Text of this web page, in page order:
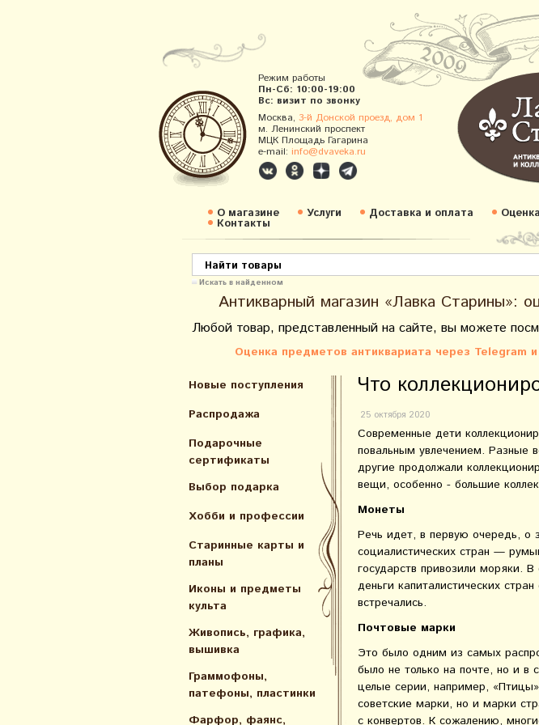
Режим работы
Пн-Сб: 10:00-19:00
Вс: визит по звонку
Москва, 3-й Донской проезд, дом 1
м. Ленинский проспект
МЦК Площадь Гагарина
e-mail: info@dvaveka.ru
О магазине Услуги Доставка и оплата Оценка
Контакты
Искать в найденном
Антикварный магазин «Лавка Старины»:
Любой товар, представленный на сайте, вы можете
Оценка предметов антиквариата через
Новые поступления
Распродажа
Подарочные
сертификаты
Выбор подарка
Хобби и профессии
Старинные карты и
планы
Иконы и предметы
культа
Живопись, графика,
вышивка
Граммофоны,
патефоны, пластинки
Фарфор, фаянс,
Что
25 октября 2020
Современные дети
повальным увлечением. Разные
другие продолжали
вещи, особенно - большие
Монеты
Речь идет, в первую очередь, о
социалистических стран —
государств привозили моряки.
деньги капиталистических
встречались.
Почтовые марки
Это было одним из самых
было не только на почте, но и в
целые серии, например,
советские марки, но и марки
с конвертов. К сожалению,